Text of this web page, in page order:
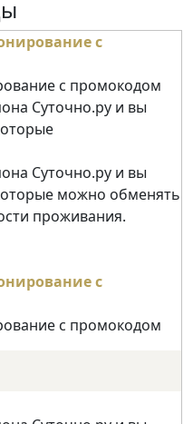
с промокодом
Суточно.ру и вы
Суточно.ру и вы
можно обменять
проживания.
с промокодом